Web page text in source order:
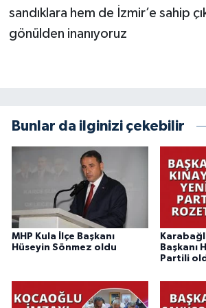
sandıklara hem de İzmir’e sahip
gönülden inanıyoruz
Bunlar da ilginizi çekebilir
MHP Kula İlçe Başkanı
Hüseyin Sönmez oldu
Başkanı
Partili